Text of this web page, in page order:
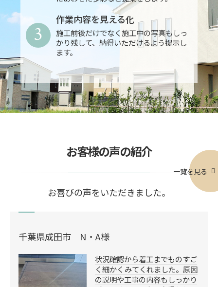
作業内容を見える化
施工前後だけでなく施工中の写真もしっ
かり残して、納得いただけるよう提示し
ます。
3
お客様の声の紹介
お喜びの声をいただきました。
一覧を見る
千葉県成田市 N・A様
状況確認から着工までものすご
く細かくみてくれました。原因
の説明や工事の内容もしっかり